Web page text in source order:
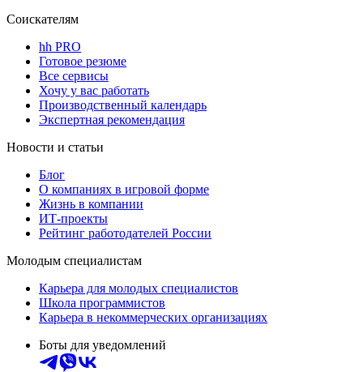
Соискателям
hh PRO
Готовое резюме
Все сервисы
Хочу у вас работать
Производственный календарь
Экспертная рекомендация
Новости и статьи
Блог
О компаниях в игровой форме
Жизнь в компании
ИТ-проекты
Рейтинг работодателей России
Молодым специалистам
Карьера для молодых специалистов
Школа программистов
Карьера в некоммерческих организациях
Боты для уведомлений